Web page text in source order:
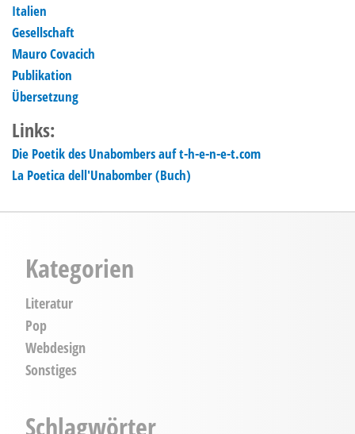
Italien
Gesellschaft
Mauro Covacich
Publikation
Übersetzung
Links:
Die Poetik des Unabombers auf t-h-e-n-e-t.com
La Poetica dell'Unabomber (Buch)
Kategorien
Literatur
Pop
Webdesign
Sonstiges
Schlagwörter